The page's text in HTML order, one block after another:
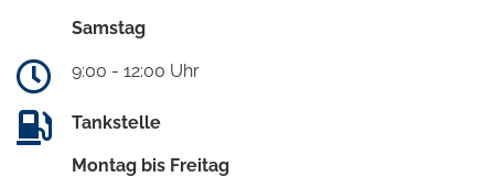
Samstag
9:00 - 12:00 Uhr
Tankstelle
Montag bis Freitag